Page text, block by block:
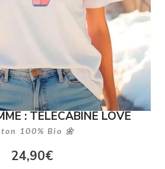
: TELECABINE LOVE
100% Bio 🌼
24,90€